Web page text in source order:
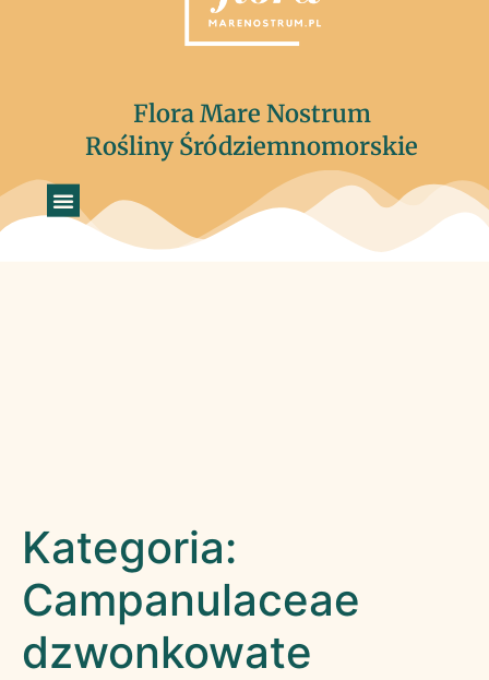
Flora Mare Nostrum
Rośliny Śródziemnomorskie
Kategoria:
Campanulaceae
dzwonkowate